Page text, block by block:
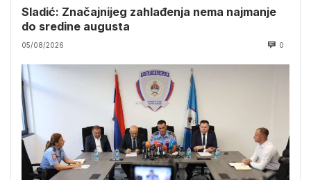
Sladić: Značajnijeg zahlađenja nema najmanje
do sredine augusta
05/08/2026 0